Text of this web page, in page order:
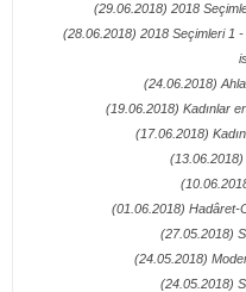
(29.06.2018) 2018
(28.06.2018) 2018 Seçimleri 1
(24.06.2018)
(19.06.2018) Kadınlar
(17.06.2018)
(13.06.2018)
(01.06.2018) Hadâret-
(27.05.2018)
(24.05.2018)
(24.05.2018)